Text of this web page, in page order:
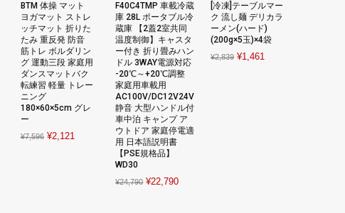
BTM 体操 マット
ヨガマット ストレ
ッチマット 折りた
たみ 重反発 防音
筋トレ ボルダリン
グ 運動三段 家庭用
ダンスマットバク
転練習 軽量 トレー
ニング
180×60×5cm グレ
ー
¥7,596 Original
¥2,121
F40C4TMP 車載冷蔵
庫 28L ポータブル冷
蔵庫 【2蓋2室共同
温度制御】キャスタ
ー付き 折り畳みハン
ドル 3WAY電源対応
-20℃～+20℃調整
家庭用車載用
AC100V/DC12V24V
静音 大型ハンドル付
車中泊 キャンプ ア
ウトドア 家庭停電適
用 日本語説明書
【PSE規格品】
WD30
¥24,790 Original
¥22,790Current
[冷凍]テーブルマー
ク 流し麺 デリカラ
ーメン(ハード)
(200g×5玉)×4袋
¥2,839 Original
¥1,461